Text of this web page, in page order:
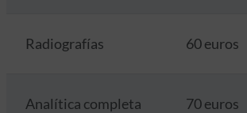
Radiografías 60 euros
Analítica completa 70 euros